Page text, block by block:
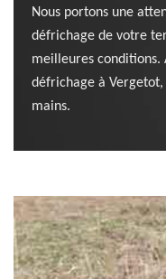
Nous portons une
défrichage de votre
meilleures conditions.
défrichage à
mains.